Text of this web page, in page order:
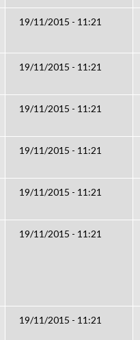
19/11/2015 - 11:21
19/11/2015 - 11:21
19/11/2015 - 11:21
19/11/2015 - 11:21
19/11/2015 - 11:21
19/11/2015 - 11:21
19/11/2015 - 11:21